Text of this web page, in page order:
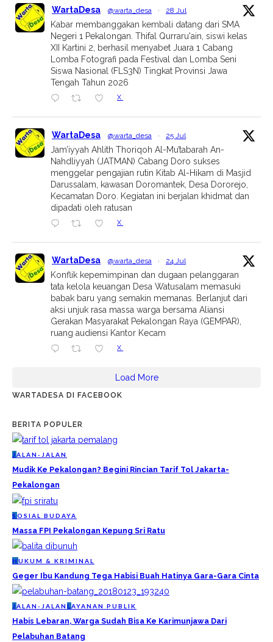
WartaDesa @warta_desa · 28 Jul
Kabar membanggakan kembali datang dari SMA
Negeri 1 Pekalongan. Thifal Qurraru'ain, siswi kelas
XII Kartini 2, berhasil menyabet Juara 1 Cabang
Lomba Fotografi pada Festival dan Lomba Seni
Siswa Nasional (FLS3N) Tingkat Provinsi Jawa
Tengah Tahun 2026
X
WartaDesa @warta_desa · 25 Jul
Jam’iyyah Ahlith Thoriqoh Al-Mu’tabarah An-
Nahdliyyah (JATMAN) Cabang Doro sukses
menggelar pengajian rutin Kitab Al-Hikam di Masjid
Darussalam, kawasan Doromantek, Desa Dororejo,
Kecamatan Doro. Kegiatan ini berjalan khidmat dan
dipadati oleh ratusan
X
WartaDesa @warta_desa · 24 Jul
Konflik kepemimpinan dan dugaan pelanggaran
tata kelola keuangan Desa Watusalam memasuki
babak baru yang semakin memanas. Berlanjut dari
aksi unjuk rasa massa warga bersama Aliansi
Gerakan Masyarakat Pekalongan Raya (GEMPAR),
ruang audiensi Kantor Kecam
X
Load More
WARTADESA DI FACEBOOK
BERITA POPULER
J ALAN-JALAN
Mudik Ke Pekalongan? Begini Rincian Tarif Tol Jakarta-
Pekalongan
S OSIAL BUDAYA
Massa FPI Pekalongan Kepung Sri Ratu
H UKUM & KRIMINAL
Geger Ibu Kandung Tega Habisi Buah Hatinya Gara-Gara Cinta
J ALAN-JALAN L AYANAN PUBLIK
Habis Lebaran, Warga Sudah Bisa Ke Karimunjawa Dari
Pelabuhan Batang